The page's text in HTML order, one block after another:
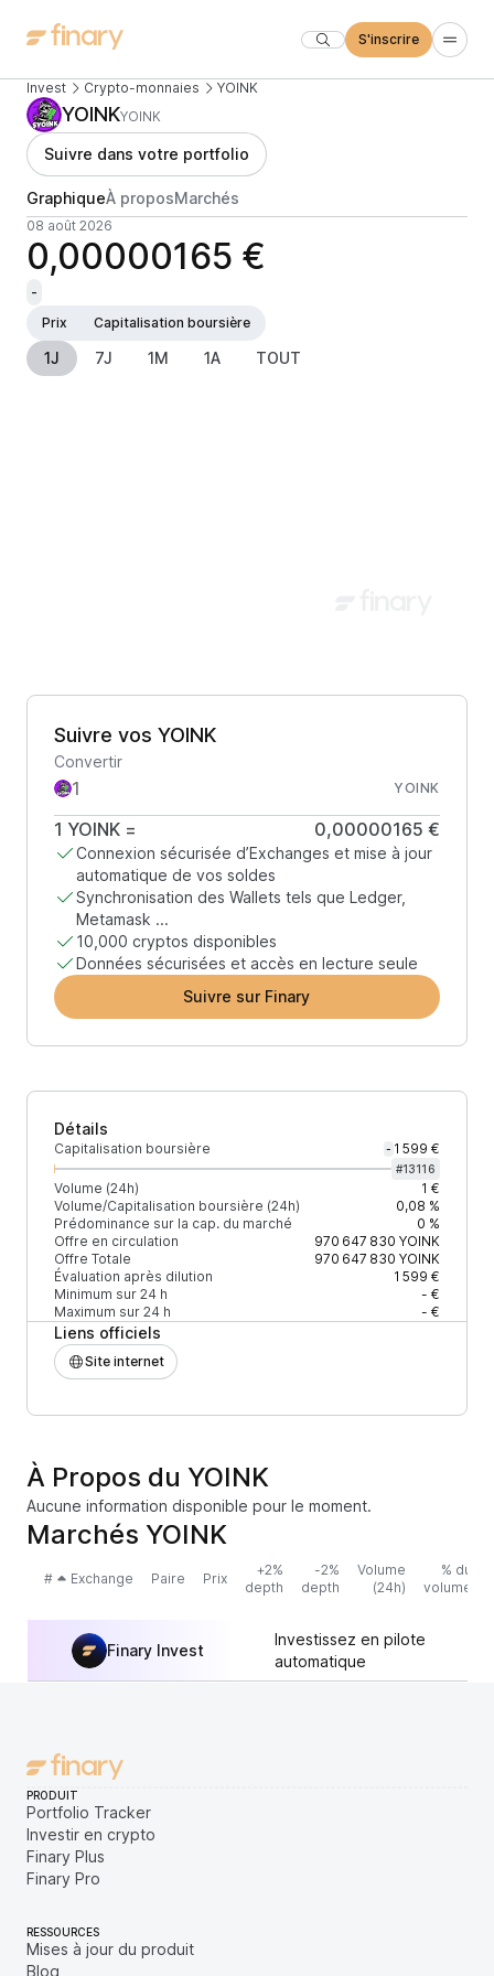
S'inscrire
Invest Crypto-monnaies YOINK
YOINKYOINK
Suivre dans votre portfolio
GraphiqueÀ proposMarchés
08 août 2026
0,00000165 €
-
Prix
Capitalisation boursière
1J 7J 1M 1A TOUT
Suivre vos YOINK
Convertir
YOINK
1 YOINK = 0,00000165 €
Connexion sécurisée d’Exchanges et mise à jour
automatique de vos soldes
Synchronisation des Wallets tels que Ledger,
Metamask ...
10,000 cryptos disponibles
Données sécurisées et accès en lecture seule
Suivre sur Finary
Détails
Capitalisation boursière - 1 599 €
#13116
Volume (24h)
1 €
Volume/Capitalisation boursière (24h)
0,08 %
Prédominance sur la cap. du marché
0 %
Offre en circulation
970 647 830 YOINK
Offre Totale
970 647 830 YOINK
Évaluation après dilution
1 599 €
Minimum sur 24 h
- €
Maximum sur 24 h
- €
Liens officiels
Site internet
À Propos du YOINK
Aucune information disponible pour le moment.
Marchés YOINK
# Exchange Paire Prix
+2%
depth
-2%
depth
Volume
(24h)
% du
volume
Finary Invest
Investissez en pilote
automatique
PRODUIT
Portfolio Tracker
Investir en crypto
Finary Plus
Finary Pro
RESSOURCES
Mises à jour du produit
Blog